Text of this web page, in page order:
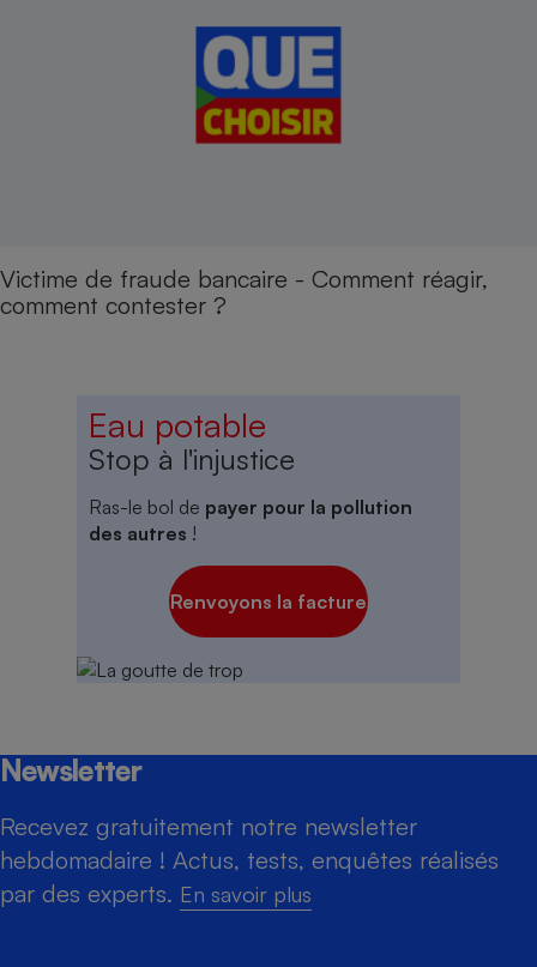
Victime de fraude bancaire - Comment réagir,
comment contester ?
Eau potable
Stop à l'injustice
Ras-le bol de payer pour la pollution
des autres !
Renvoyons la facture
Newsletter
Recevez gratuitement notre newsletter
hebdomadaire ! Actus, tests, enquêtes réalisés
par des experts. En savoir plus